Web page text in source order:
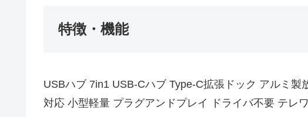
特徴・機能
USBハブ 7in1 USB-Cハブ Type-C拡張ドック アルミ
対応 小型軽量 プラグアンドプレイ ドライバ不要 テレ